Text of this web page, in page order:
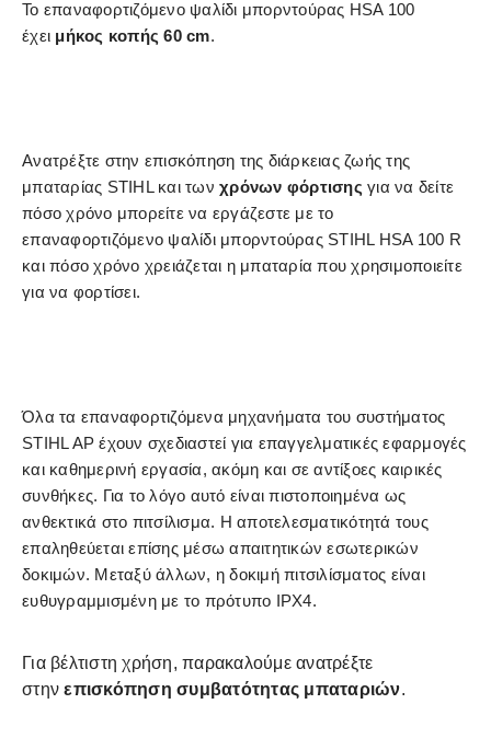
Το επαναφορτιζόμενο ψαλίδι μπορντούρας HSA 100
έχει μήκος κοπής 60 cm.
Ανατρέξτε στην επισκόπηση της διάρκειας ζωής της
μπαταρίας STIHL και των χρόνων φόρτισης για να δείτε
πόσο χρόνο μπορείτε να εργάζεστε με το
επαναφορτιζόμενο ψαλίδι μπορντούρας STIHL HSA 100 R
και πόσο χρόνο χρειάζεται η μπαταρία που χρησιμοποιείτε
για να φορτίσει.
Όλα τα επαναφορτιζόμενα μηχανήματα του συστήματος
STIHL AP έχουν σχεδιαστεί για επαγγελματικές εφαρμογές
και καθημερινή εργασία, ακόμη και σε αντίξοες καιρικές
συνθήκες. Για το λόγο αυτό είναι πιστοποιημένα ως
ανθεκτικά στο πιτσίλισμα. Η αποτελεσματικότητά τους
επαληθεύεται επίσης μέσω απαιτητικών εσωτερικών
δοκιμών. Μεταξύ άλλων, η δοκιμή πιτσιλίσματος είναι
ευθυγραμμισμένη με το πρότυπο IPX4.
Για βέλτιστη χρήση, παρακαλούμε ανατρέξτε
στην επισκόπηση συμβατότητας μπαταριών.